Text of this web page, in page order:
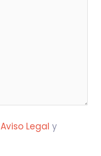
Aviso Legal y